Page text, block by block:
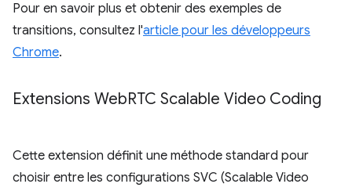
Pour en savoir plus et obtenir des exemples de
transitions, consultez l'article pour les développeurs
Chrome.
Extensions WebRTC Scalable Video Coding
Cette extension définit une méthode standard pour
choisir entre les configurations SVC (Scalable Video